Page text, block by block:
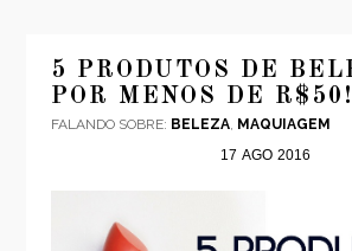
5 PRODUTOS DE
POR MENOS DE R$50!
FALANDO SOBRE: BELEZA, MAQUIAGEM
17 AGO 2016